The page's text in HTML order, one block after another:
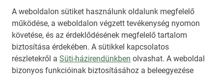
A weboldalon sütiket használunk oldalunk megfelelő
működése, a weboldalon végzett tevékenység nyomon
követése, és az érdeklődésének megfelelő tartalom
biztosítása érdekében. A sütikkel kapcsolatos
részletekről a Süti-házirendünkben olvashat. A weboldal
bizonyos funkcióinak biztosításához a beleegyezése
Regisztráció(látogatóként)